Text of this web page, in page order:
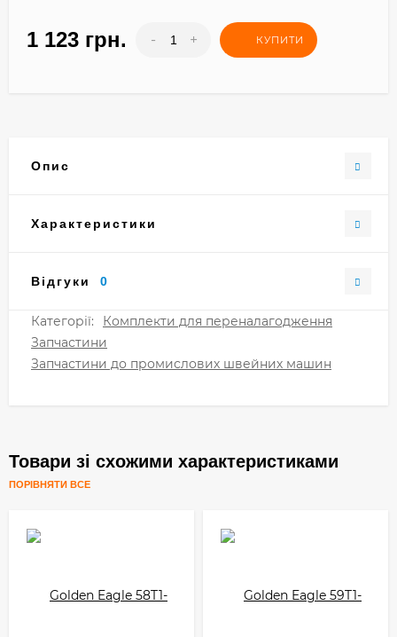
1 123 грн. - + КУПИТИ
Опис
Характеристики
Відгуки 0
Категорії:
Комплекти для переналагодження
Запчастини
Запчастини до промислових швейних машин
Товари зі схожими характеристиками
ПОРІВНЯТИ ВСЕ